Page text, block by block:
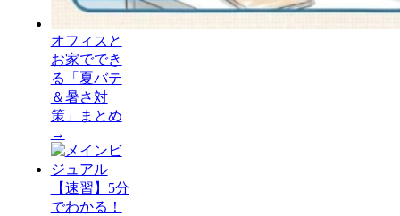
オフィスと
お家ででき
る「夏バテ
＆暑さ対
策」まとめ
→
【速習】5分
でわかる！